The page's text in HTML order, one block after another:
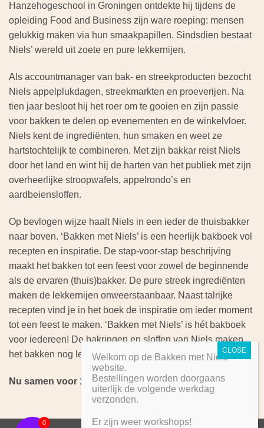
0
Hanzehogeschool in Groningen ontdekte hij tijdens de
opleiding Food and Business zijn ware roeping: mensen
gelukkig maken via hun smaakpapillen. Sindsdien bestaat
Niels’ wereld uit zoete en pure lekkernijen.
Als accountmanager van bak- en streekproducten bezocht
Niels appelplukdagen, streekmarkten en proeverijen. Na
tien jaar besloot hij het roer om te gooien en zijn passie
voor bakken te delen op evenementen en de winkelvloer.
Niels kent de ingrediënten, hun smaken en weet ze
hartstochtelijk te combineren. Met zijn bakkar reist Niels
door het land en wint hij de harten van het publiek met zijn
overheerlijke stroopwafels, appelrondo’s en
aardbeiensloffen.
Op bevlogen wijze haalt Niels in een ieder de thuisbakker
naar boven. ‘Bakken met Niels’ is een heerlijk bakboek vol
recepten en inspiratie. De stap-voor-stap beschrijving
maakt het bakken tot een feest voor zowel de beginnende
als de ervaren (thuis)bakker. De pure streek ingrediënten
maken de lekkernijen onweerstaanbaar. Naast talrijke
recepten vind je in het boek de inspiratie om ieder moment
tot een feest te maken. ‘Bakken met Niels’ is hét bakboek
voor iedereen! De bakringen en sloffen van Niels maken
het bakken nog leuker.
Nu samen voor 19,95 euro
Welkom op de Bakken met Niels
website.
Bestellingen worden doorgaans
uiterlijk de volgende werkdag
verzonden.
Er zijn weer workshops!